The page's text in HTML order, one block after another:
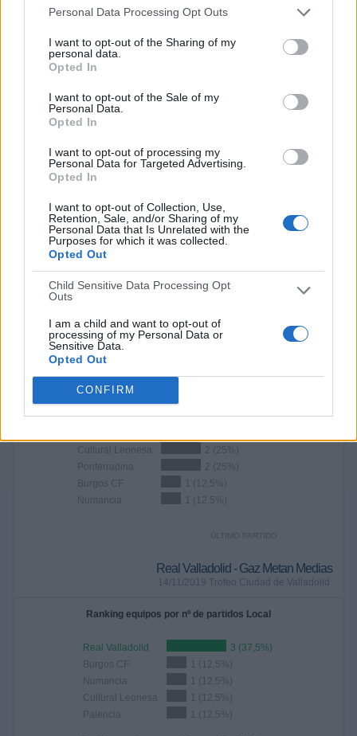
Personal Data Processing Opt Outs
I want to opt-out of the Sharing of my
personal data.
Opted In
I want to opt-out of the Sale of my
Personal Data.
Opted In
I want to opt-out of processing my
Personal Data for Targeted Advertising.
Opted In
I want to opt-out of Collection, Use,
Retention, Sale, and/or Sharing of my
Personal Data that Is Unrelated with the
Purposes for which it was collected.
Opted Out
Child Sensitive Data Processing Opt
Outs
I am a child and want to opt-out of
processing of my Personal Data or
Sensitive Data.
Opted Out
CONFIRM
DATOS ESTADÍSTICOS DE FÚTBOL DEL CANAL CYLTV EN
ESPAÑA
A fecha de hoy07/08/2026 y desde que esta web recoge los datos
estadísticos de cuándo y dónde se televisan los partidos del canal
España
8
PARTIDOS TELEVISADOS
4
COMPETICIONES TELEVISADAS
11
1
DEPORTES TELEVISADOS
Ranking equipos por nº de partidos
Cultural Leonesa
2 (25%)
Ponferradina
2 (25%)
Burgos CF
1 (12,5%)
Numancia
1 (12,5%)
ÚLTIMO PARTIDO
Real Valladolid - Gaz Metan Medias
14/11/2019 Trofeo Ciudad de Valladolid
Ranking equipos por nº de partidos Local
Real Valladolid
3 (37,5%)
Burgos CF
1 (12,5%)
Numancia
1 (12,5%)
Cultural Leonesa
1 (12,5%)
Palencia
1 (12,5%)